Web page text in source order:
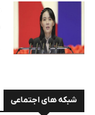
شبکه های اجتماعی